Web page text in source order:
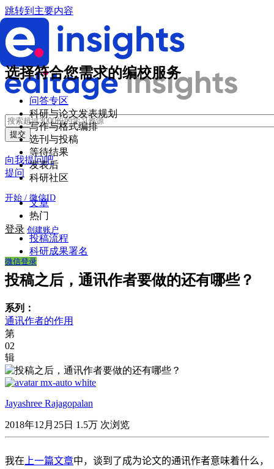
跳转到主要内容
向我提问吧
提问
开始 / 微信ID
登录 创建账户
微信登录
选择符合您需求的编校服务
问答专区
科研与论文发表规划
写作与格式编排
选刊与投稿
等待结果
发表后
科研社区
文章
热门
投稿流程
科研成果署名
投稿之后，通讯作者要做的还有哪些？
系列：
通讯作者的作用
第
02
辑
Jayashree Rajagopalan
2018年12月25日 1.5万 次浏览
我在 上一篇文章中，谈到了成为论文的通讯作者意味着什么，